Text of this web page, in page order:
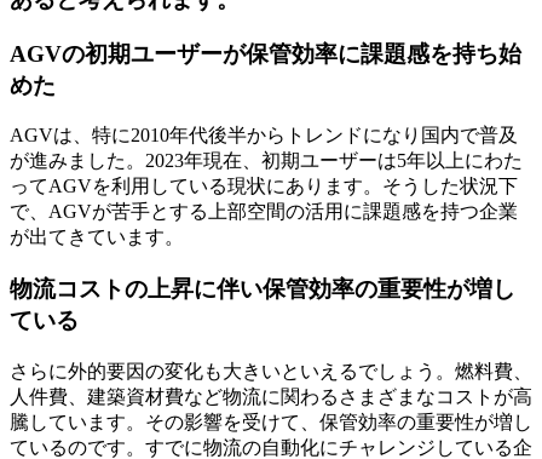
AGVの初期ユーザーが保管効率に課題感を持ち始
めた
AGVは、特に2010年代後半からトレンドになり国内で普及
が進みました。2023年現在、初期ユーザーは5年以上にわた
ってAGVを利用している現状にあります。そうした状況下
で、AGVが苦手とする上部空間の活用に課題感を持つ企業
が出てきています。
物流コストの上昇に伴い保管効率の重要性が増し
ている
さらに外的要因の変化も大きいといえるでしょう。燃料費、
人件費、建築資材費など物流に関わるさまざまなコストが高
騰しています。その影響を受けて、保管効率の重要性が増し
ているのです。すでに物流の自動化にチャレンジしている企